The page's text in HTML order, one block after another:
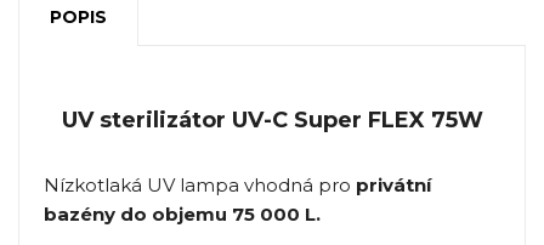
POPIS
UV sterilizátor UV-C Super FLEX 75W
Nízkotlaká UV lampa vhodná pro privátní
bazény do objemu 75 000 L.